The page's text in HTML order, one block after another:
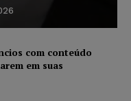
com conteúdo
em suas